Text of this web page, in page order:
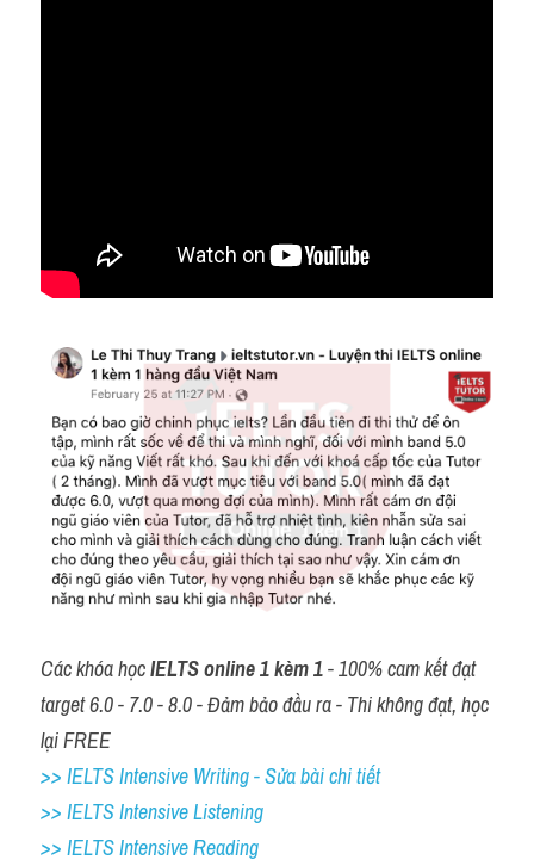
Các khóa học IELTS online 1 kèm 1 - 100% cam kết đạt
target 6.0 - 7.0 - 8.0 - Đảm bảo đầu ra - Thi không đạt, học
lại FREE
>> IELTS Intensive Writing - Sửa bài chi tiết
>> IELTS Intensive Listening
>> IELTS Intensive Reading